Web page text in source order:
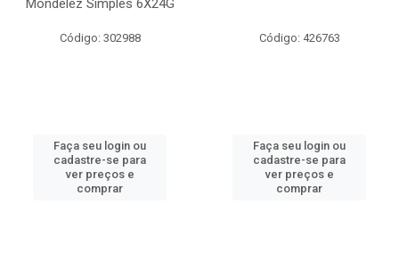
Mondelez Simples 6X24G
Código: 302988
Faça seu login ou
cadastre-se para
ver preços e
comprar
Código: 426763
Faça seu login ou
cadastre-se para
ver preços e
comprar